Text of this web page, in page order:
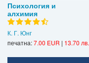
Психология и
алхимия
К. Г. Юнг
печатна:7.00 EUR | 13.70 лв.